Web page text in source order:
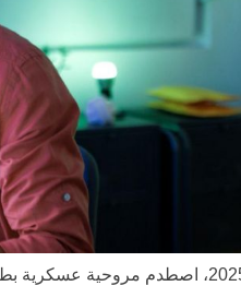
في أوائل عام 2025، اصطدم